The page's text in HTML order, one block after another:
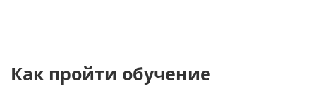
Как пройти обучение